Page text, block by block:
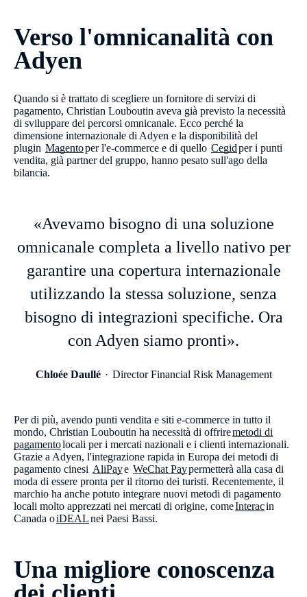
Verso l'omnicanalità con
Adyen
Quando si è trattato di scegliere un fornitore di servizi di
pagamento, Christian Louboutin aveva già previsto la necessità
di sviluppare dei percorsi omnicanale. Ecco perché la
dimensione internazionale di Adyen e la disponibilità del
plugin Magentoper l'e-commerce e di quello Cegidper i punti
vendita, già partner del gruppo, hanno pesato sull'ago della
bilancia.​
«Avevamo bisogno di una soluzione
omnicanale completa a livello nativo per
garantire una copertura internazionale
utilizzando la stessa soluzione, senza
bisogno di integrazioni specifiche. Ora
con Adyen siamo pronti».
Chloée Daullé Director Financial Risk Management
Per di più, avendo punti vendita e siti e-commerce in tutto il
mondo, Christian Louboutin ha necessità di offriremetodi di
pagamentolocali per i mercati nazionali e i clienti internazionali.
Grazie a Adyen, l'integrazione rapida in Europa dei metodi di
pagamento cinesi ​ AliPaye WeChat Paypermetterà alla casa di
moda di essere pronta per il ritorno dei turisti. Recentemente, il
marchio ha anche potuto integrare nuovi metodi di pagamento
locali molto apprezzati nei mercati di origine, comeInteracin
Canada oiDEALnei Paesi Bassi.
Una migliore conoscenza